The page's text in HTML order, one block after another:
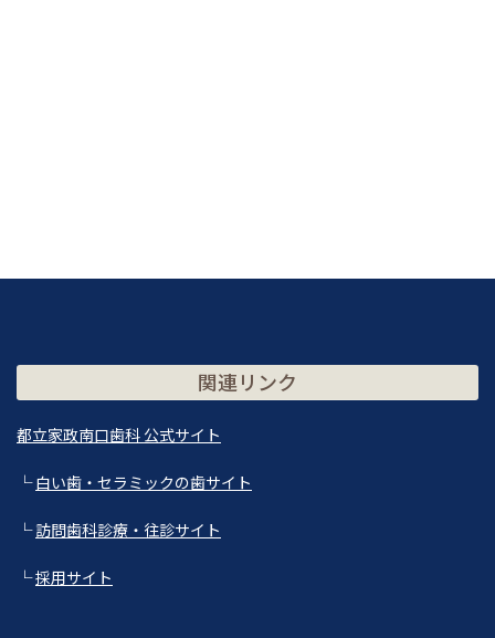
関連リンク
都立家政南口歯科 公式サイト
└白い歯・セラミックの歯サイト
└訪問歯科診療・往診サイト
└採用サイト